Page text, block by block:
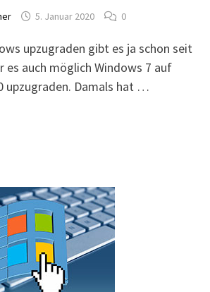
5. Januar 2020 0
upzugraden gibt es ja schon seit
es auch möglich Windows 7 auf
upzugraden. Damals hat …